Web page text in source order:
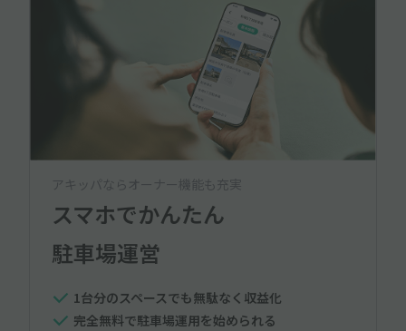
アキッパならオーナー機能も充実
スマホでかんたん
駐車場運営
1台分のスペースでも無駄なく収益化
完全無料で駐車場運用を始められる